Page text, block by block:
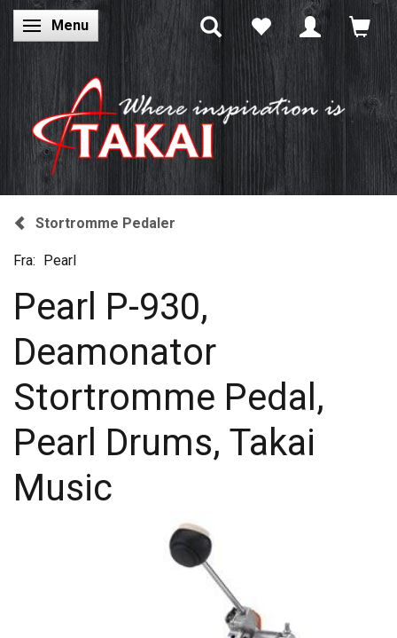
Skifte navigation
Menu
Stortromme Pedaler
Fra: Pearl
Pearl P-930,
Deamonator
Stortromme Pedal,
Pearl Drums, Takai
Music